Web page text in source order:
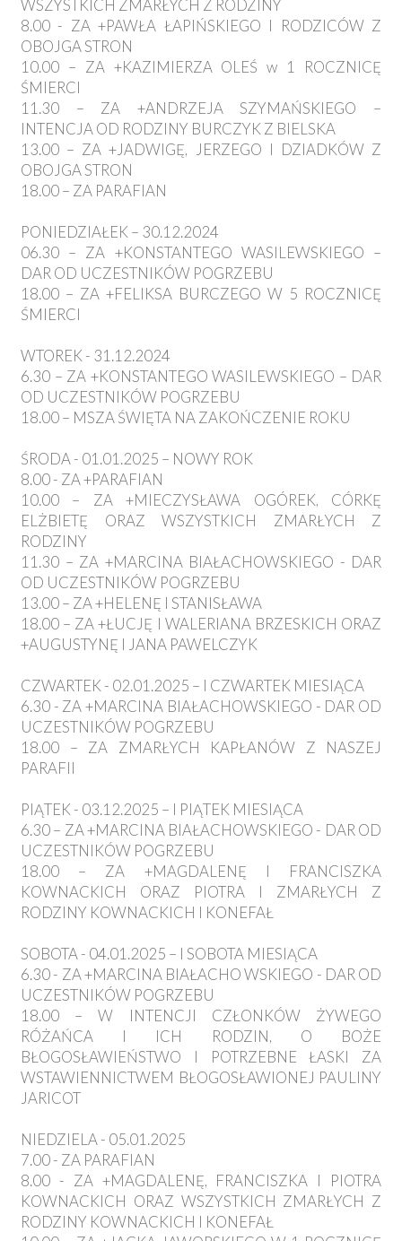
WSZYSTKICH ZMARŁYCH Z RODZINY
8.00 - ZA +PAWŁA ŁAPIŃSKIEGO I RODZICÓW Z
OBOJGA STRON
10.00 – ZA +KAZIMIERZA OLEŚ w 1 ROCZNICĘ
ŚMIERCI
11.30 – ZA +ANDRZEJA SZYMAŃSKIEGO –
INTENCJA OD RODZINY BURCZYK Z BIELSKA
13.00 – ZA +JADWIGĘ, JERZEGO I DZIADKÓW Z
OBOJGA STRON
18.00 – ZA PARAFIAN
PONIEDZIAŁEK – 30.12.2024
06.30 – ZA +KONSTANTEGO WASILEWSKIEGO –
DAR OD UCZESTNIKÓW POGRZEBU
18.00 – ZA +FELIKSA BURCZEGO W 5 ROCZNICĘ
ŚMIERCI
WTOREK - 31.12.2024
6.30 – ZA +KONSTANTEGO WASILEWSKIEGO – DAR
OD UCZESTNIKÓW POGRZEBU
18.00 – MSZA ŚWIĘTA NA ZAKOŃCZENIE ROKU
ŚRODA - 01.01.2025 – NOWY ROK
8.00 - ZA +PARAFIAN
10.00 – ZA +MIECZYSŁAWA OGÓREK, CÓRKĘ
ELŻBIETĘ ORAZ WSZYSTKICH ZMARŁYCH Z
RODZINY
11.30 – ZA +MARCINA BIAŁACHOWSKIEGO - DAR
OD UCZESTNIKÓW POGRZEBU
13.00 – ZA +HELENĘ I STANISŁAWA
18.00 – ZA +ŁUCJĘ I WALERIANA BRZESKICH ORAZ
+AUGUSTYNĘ I JANA PAWELCZYK
CZWARTEK - 02.01.2025 – I CZWARTEK MIESIĄCA
6.30 - ZA +MARCINA BIAŁACHOWSKIEGO - DAR OD
UCZESTNIKÓW POGRZEBU
18.00 – ZA ZMARŁYCH KAPŁANÓW Z NASZEJ
PARAFII
PIĄTEK - 03.12.2025 – I PIĄTEK MIESIĄCA
6.30 – ZA +MARCINA BIAŁACHOWSKIEGO - DAR OD
UCZESTNIKÓW POGRZEBU
18.00 – ZA +MAGDALENĘ I FRANCISZKA
KOWNACKICH ORAZ PIOTRA I ZMARŁYCH Z
RODZINY KOWNACKICH I KONEFAŁ
SOBOTA - 04.01.2025 – I SOBOTA MIESIĄCA
6.30 - ZA +MARCINA BIAŁACHO WSKIEGO - DAR OD
UCZESTNIKÓW POGRZEBU
18.00 – W INTENCJI CZŁONKÓW ŻYWEGO
RÓŻAŃCA I ICH RODZIN, O BOŻE
BŁOGOSŁAWIEŃSTWO I POTRZEBNE ŁASKI ZA
WSTAWIENNICTWEM BŁOGOSŁAWIONEJ PAULINY
JARICOT
NIEDZIELA - 05.01.2025
7.00 - ZA PARAFIAN
8.00 - ZA +MAGDALENĘ, FRANCISZKA I PIOTRA
KOWNACKICH ORAZ WSZYSTKICH ZMARŁYCH Z
RODZINY KOWNACKICH I KONEFAŁ